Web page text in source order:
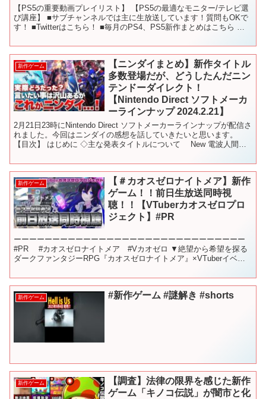
【PS5の重要動画プレイリスト】 【PS5の最適なモニター/テレビ選
び講座】 ■サブチャンネルでは主に生放送しています！質問もOKで
す！ ■Twitterはこちら！ ■毎月のPS4、PS5新作まとめはこちら 〇
新作ゲーム
【ニンダイまとめ】新作タイトル
多数登場だが、どうしたんだニン
テンドーダイレクト！
【Nintendo Direct ソフトメーカ
ーラインナップ 2024.2.21】
2月21日23時にNintendo Direct ソフトメーカーラインナップが配信さ
れました。今回はニンダイの感想を話していきたいと思います。
【目次】 はじめに ◇主な発表タイトルについて New 電波人間の
新作ゲーム
【＃カオスゼロナイトメア】新作
ゲーム！！前日生放送同時視
聴！！【VTuberカオスゼロプロ
ジェクト】#PR
ーーーーーーーーーーーーーーーーーーーーーーーーーーーーーー
#PR #カオスゼロナイトメア #Vカオゼロ ▼絶望から希望を探る
ダークファンタジーRPG『カオスゼロナイトメア』×VTuberイベン
新作ゲーム #新作ゲーム #謎解き #shorts
新作ゲーム
【調査】法律の限界を感じた新作
ゲーム「キノコ伝説」が闇市と化